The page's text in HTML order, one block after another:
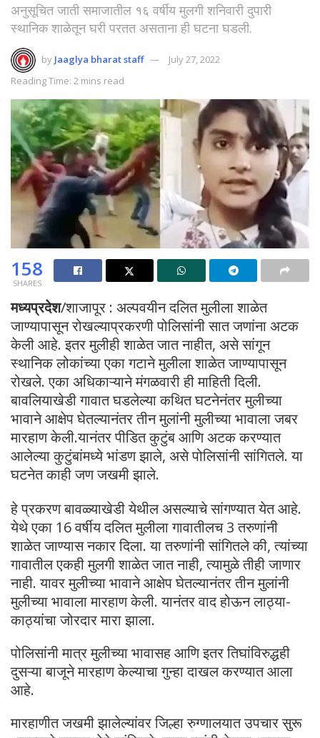
अनुसूचित जाती समाजातील १६ वर्षीय मुलगी शनिवारी दुपारी
स्थानिक शाळेतून घरी परतत असताना ही घटना घडली.
by Jaaglya bharat staff
July 27, 2022
Reading Time: 2 mins read
158
SHARES
मध्यप्रदेश/शाजापूर : अल्पवयीन दलित मुलीला शाळेत
जाण्यापासून रोखल्याप्रकरणी पोलिसांनी सात जणांना अटक
केली आहे. इतर मुलीही शाळेत जात नाहीत, असे सांगून
स्थानिक लोकांच्या एका गटाने मुलीला शाळेत जाण्यापासून
रोखले. एका अधिकाऱ्याने मंगळवारी ही माहिती दिली.
बावलियाखेडी गावात घडलेल्या कथित घटनेनंतर मुलीच्या
भावाने आक्षेप घेतल्यानंतर तीन मुलांनी मुलीच्या भावाला जबर
मारहाण केली.यानंतर पीडित कुटुंब आणि अटक करण्यात
आलेल्या कुटुंबांमध्ये भांडण झाले, असे पोलिसांनी सांगितले. या
घटनेत काही जण जखमी झाले.
हे प्रकरण बावळ्याखेडी येथील असल्याचे सांगण्यात येत आहे.
येथे एका 16 वर्षीय दलित मुलीला गावातीलच 3 तरुणांनी
शाळेत जाण्यास नकार दिला. या तरुणांनी सांगितले की, त्यांच्या
गावातील एकही मुलगी शाळेत जात नाही, त्यामुळे तीही जाणार
नाही. यावर मुलीच्या भावाने आक्षेप घेतल्यानंतर तीन मुलांनी
मुलीच्या भावाला मारहाण केली. यानंतर वाद होऊन लाठ्या-
काठ्यांचा जोरदार मारा झाला.
पोलिसांनी मात्र मुलीच्या भावासह आणि इतर तिघांविरुद्धही
दुसऱ्या बाजूने मारहाण केल्याचा गुन्हा दाखल करण्यात आला
आहे.
मारहाणीत जखमी झालेल्यांवर जिल्हा रुग्णालयात उपचार सुरू